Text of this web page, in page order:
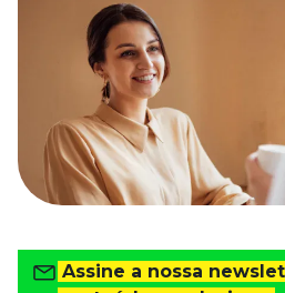
Para o Trabalhador
Tudo para facilitar a rotina
Imprensa
VR na Imprensa
Cursos
Cursos
Assine a nossa